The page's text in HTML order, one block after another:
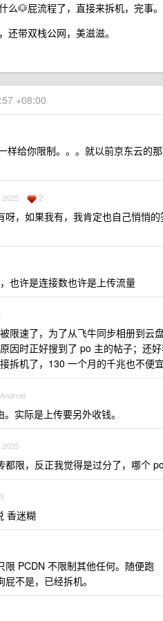
🐶屁流程了，直接来拆机，完事。
还带双栈公网，美滋滋。
+08:00
样给你限制。。。就以前京东云的
2025 2
呀，如果我有，我肯定也自己悄悄
也许是连接数也许是上传流量
限速了，为了从飞牛同步相册到
因时正好搜到了 po 主的帖子；还
拆机了，130 一个月的千兆也不便
实际是上传要另外收钱。
2025
都限，反正我觉得是过分了，哪个
香迷糊
限 PCDN 不限制其他任何。随便跑
不是，已经拆机。